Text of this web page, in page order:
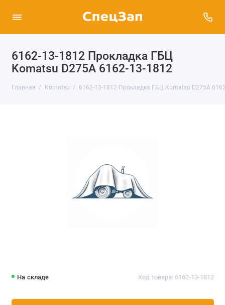
6162-13-1812 Прокладка ГБЦ
Komatsu D275A 6162-13-1812
Главная Komatsu 6162-13-1812 Прокладка ГБЦ Komatsu D275A
На складе Код товара: 6162-13-1812